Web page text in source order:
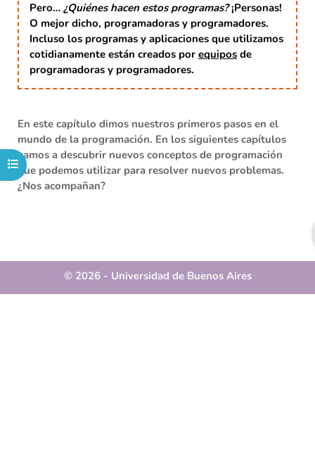
Abrir índice del curso
Pero… ¿Quiénes hacen estos programas?¡Personas!
O mejor dicho, programadoras y programadores.
Incluso los programas y aplicaciones que utilizamos
cotidianamente están creados por equipos de
programadoras y programadores.
En este capítulo dimos nuestros primeros pasos en el
mundo de la programación. En los siguientes capítulos
vamos a descubrir nuevos conceptos de programación
que podemos utilizar para resolver nuevos problemas.
¿Nos acompañan?
© 2026 - Universidad de Buenos Aires